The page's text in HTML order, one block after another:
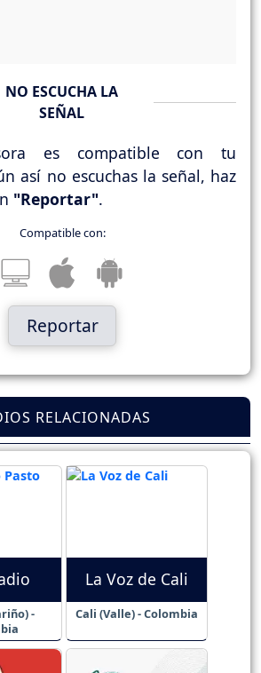
NO ESCUCHA LA
SEÑAL
es compatible con tu
así no escuchas la señal, haz
"Reportar".
Compatible con:
Reportar
RELACIONADAS
-
La Voz de Cali
Cali (Valle) - Colombia